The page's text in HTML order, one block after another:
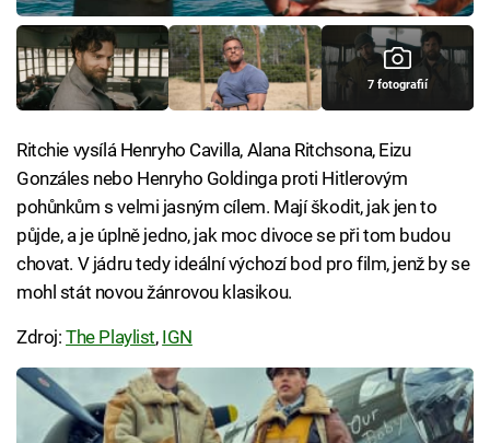
7 fotografií
Ritchie vysílá Henryho Cavilla, Alana Ritchsona, Eizu
Gonzáles nebo Henryho Goldinga proti Hitlerovým
pohůnkům s velmi jasným cílem. Mají škodit, jak jen to
půjde, a je úplně jedno, jak moc divoce se při tom budou
chovat. V jádru tedy ideální výchozí bod pro film, jenž by se
mohl stát novou žánrovou klasikou.
Zdroj:The Playlist, IGN